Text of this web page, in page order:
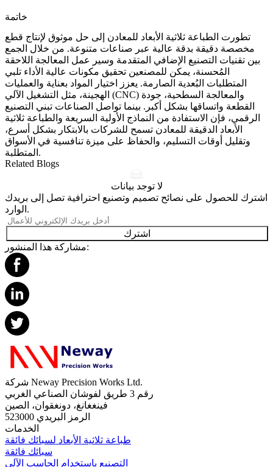
خاتمة
تطورت الطباعة ثلاثية الأبعاد للمعادن إلى حل موثوق لإنتاج قطع
مخصصة دقيقة بدقة عالية عبر صناعات متنوعة. من خلال الجمع
بين تقنيات التصنيع الإضافي المتقدمة وسير عمل المعالجة اللاحقة
المُحسنة، يمكن للمصنعين تحقيق مكونات عالية الأداء تلبي
المتطلبات البُعدية الصارمة. يعزز اختيار المواد بعناية والعمليات
الهجينة، مثل التشغيل الآلي (CNC) والمعالجة السطحية، جودة
القطعة واتساقها بشكل أكبر. بينما تواصل الصناعات تبني التصنيع
الرقمي، فإن الاستفادة من النماذج الأولية السريعة والطباعة ثلاثية
الأبعاد الدقيقة للمعادن تسمح للشركات بالابتكار بشكل أسرع،
وتقليل أوقات التسليم، والحفاظ على ميزة تنافسية في الأسواق
المتطلبة.
Related Blogs
لا توجد بيانات
اشترك للحصول على نصائح تصميم وتصنيع احترافية تصل إلى بريدك
الوارد.
اشترك
مشاركة هذا المنشور:
شركة Neway Precision Works Ltd.
رقم 3 طريق لفوشان الصناعي الغربي
فينغغانغ، دونغقوان، الصين
الرمز البريدي 523000
الخدمات
طباعة ثلاثية الأبعاد لسبائك فائقة
سبائك فائقة
التصنيع باستخدام الحاسب الآلي